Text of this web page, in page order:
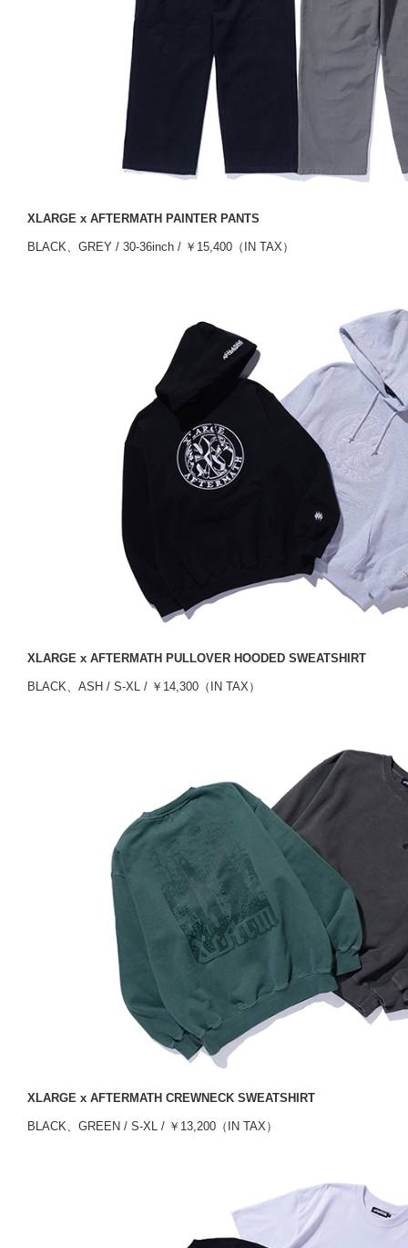
XLARGE x AFTERMATH PAINTER PANTS
BLACK、GREY / 30-36inch / ￥15,400（IN TAX）
XLARGE x AFTERMATH PULLOVER HOODED SWEATSHIRT
BLACK、ASH / S-XL / ￥14,300（IN TAX）
XLARGE x AFTERMATH CREWNECK SWEATSHIRT
BLACK、GREEN / S-XL / ￥13,200（IN TAX）